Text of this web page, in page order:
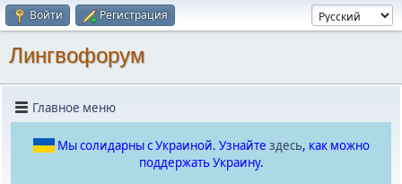
Войти Регистрация
Лингвофорум
Главное меню
Мы солидарны с Украиной. Узнайте здесь, как можно
поддержать Украину.